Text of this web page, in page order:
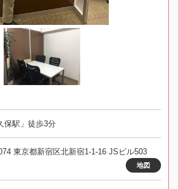
保駅」徒歩3分
東京都新宿区北新宿1-1-16 JSビル503
地図